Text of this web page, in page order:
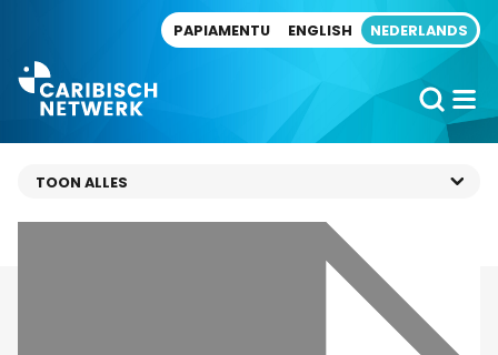
PAPIAMENTU ENGLISH NEDERLANDS